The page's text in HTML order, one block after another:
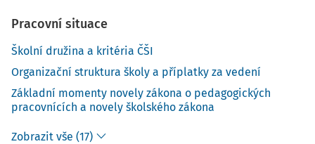
Pracovní situace
Školní družina a kritéria ČŠI
Organizační struktura školy a příplatky za vedení
Základní momenty novely zákona o pedagogických
pracovnících a novely školského zákona
Zobrazit vše (17)